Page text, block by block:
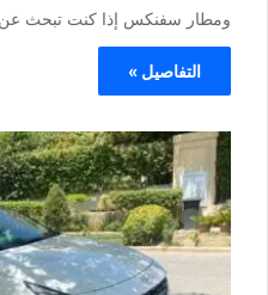
ومطار سفنكس إذا كنت تبحث
التفاصيل »